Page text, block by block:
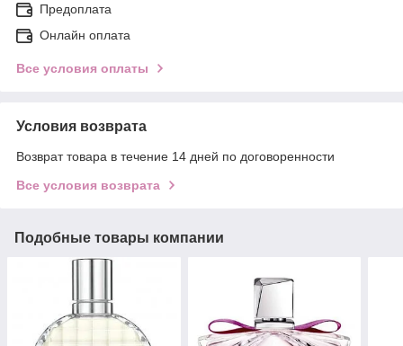
Предоплата
Онлайн оплата
Все условия оплаты
Условия возврата
Возврат товара в течение 14 дней по договоренности
Все условия возврата
Подобные товары компании